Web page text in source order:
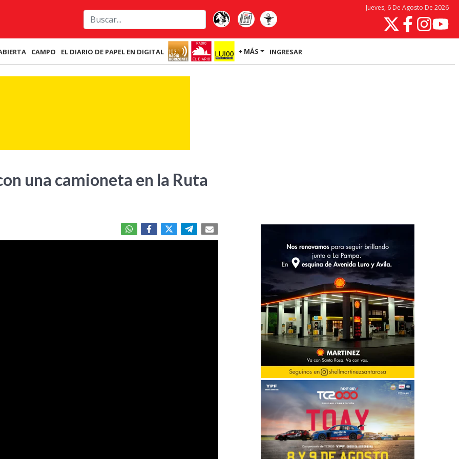
Jueves, 6 De Agosto De 2026
CAMPO EL DIARIO DE PAPEL EN DIGITAL + MÁS INGRESAR
una camioneta en la Ruta